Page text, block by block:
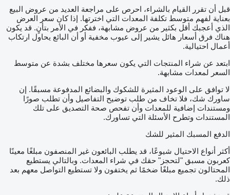
قبل أن تقرر القيام بالشراء، احرص على مراجعة العديد من عروض البيع
بعناية لفهم متوسط تكلفة المعدات التي اخترتها. إذا كان سعر العرض
الذي أعجبك أقل بكثير من عروض مشابهة، ففكر في الأمر بتأنٍ. قد يكون
هناك فرق أسعار هائل يشير إلى عيوب مخفية أو أن البائع يحاول ارتكاب
أعمال احتيالية.
ابتعد عن شراء المنتجات التي يكون سعرها مختلف بشدة عن متوسط
السعر لمعدات مشابهة.
لا توافق على الوعود المثيرة للشكوك والبضائع المدفوعة مسبقًا. إن
ساورك شك، فلا تخاف من طلب توضيح التفاصيل وأن تطلب صورًا
ومستندات إضافية للمعدات وأن تفحص صحة التصديق على تلك
المستندات وتطرح الأسئلة التي تساورك.
الدفع المسبك المثير للشك
أكثر أنواع الاحتيال شيوعًا، قد يطلب البائعون غير المنصفون مبلغًا معينًا
كعربون مسبق "لتحجز" حقك في شراء المعدات. وبالتالي يستطيع
المحتالون تجميع مبلغًا ضخمًا ثم يختفون ولا تستطيع التواصل معهم بعد
ذلك.